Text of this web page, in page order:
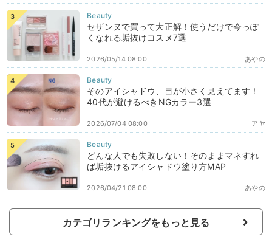
セザンヌで買って大正解！使うだけで今っぽ
くなれる垢抜けコスメ7選
あやの
2026/05/14 08:00
そのアイシャドウ、目が小さく見えてます！
40代が避けるべきNGカラー3選
アヤ
2026/07/04 08:00
どんな人でも失敗しない！そのままマネすれ
ば垢抜けるアイシャドウ塗り方MAP
あやの
2026/04/21 08:00
カテゴリランキングをもっと見る